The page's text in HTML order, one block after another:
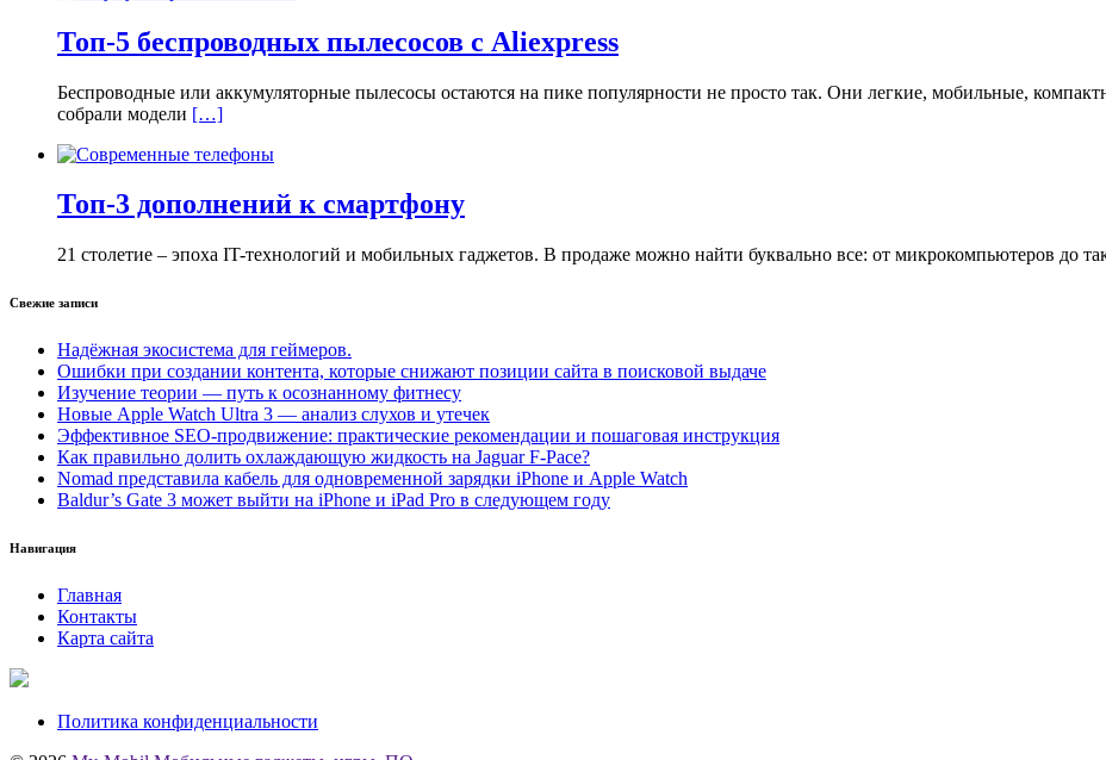
Топ-5 беспроводных пылесосов с Aliexpress
Беспроводные или аккумуляторные пылесосы остаются на пике популярности не просто так. Они легкие, мобильные,
собрали модели […]
Топ-3 дополнений к смартфону
21 столетие – эпоха IT-технологий и мобильных гаджетов. В продаже можно найти буквально все: от микрокомпьютеров до
Свежие записи
Надёжная экосистема для геймеров.
Ошибки при создании контента, которые снижают позиции сайта в поисковой выдаче
Изучение теории — путь к осознанному фитнесу
Новые Apple Watch Ultra 3 — анализ слухов и утечек
Эффективное SEO-продвижение: практические рекомендации и пошаговая инструкция
Как правильно долить охлаждающую жидкость на Jaguar F-Pace?
Nomad представила кабель для одновременной зарядки iPhone и Apple Watch
Baldur’s Gate 3 может выйти на iPhone и iPad Pro в следующем году
Навигация
Главная
Контакты
Карта сайта
Политика конфиденциальности